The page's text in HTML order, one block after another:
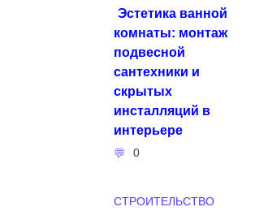
Эстетика ванной
комнаты: монтаж
подвесной
сантехники и
скрытых
инсталляций в
интерьере
0
СТРОИТЕЛЬСТВО